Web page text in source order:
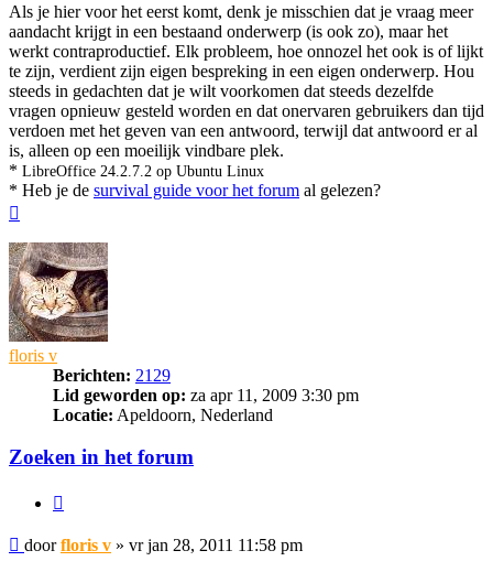
Als je hier voor het eerst komt, denk je misschien dat je vraag meer
aandacht krijgt in een bestaand onderwerp (is ook zo), maar het
werkt contraproductief. Elk probleem, hoe onnozel het ook is of lijkt
te zijn, verdient zijn eigen bespreking in een eigen onderwerp. Hou
steeds in gedachten dat je wilt voorkomen dat steeds dezelfde
vragen opnieuw gesteld worden en dat onervaren gebruikers dan tijd
verdoen met het geven van een antwoord, terwijl dat antwoord er al
is, alleen op een moeilijk vindbare plek.
* LibreOffice 24.2.7.2 op Ubuntu Linux
* Heb je de survival guide voor het forum al gelezen?
floris v
Berichten: 2129
Lid geworden op: za apr 11, 2009 3:30 pm
Locatie: Apeldoorn, Nederland
Zoeken in het forum
Bericht
doorfloris v » vr jan 28, 2011 11:58 pm